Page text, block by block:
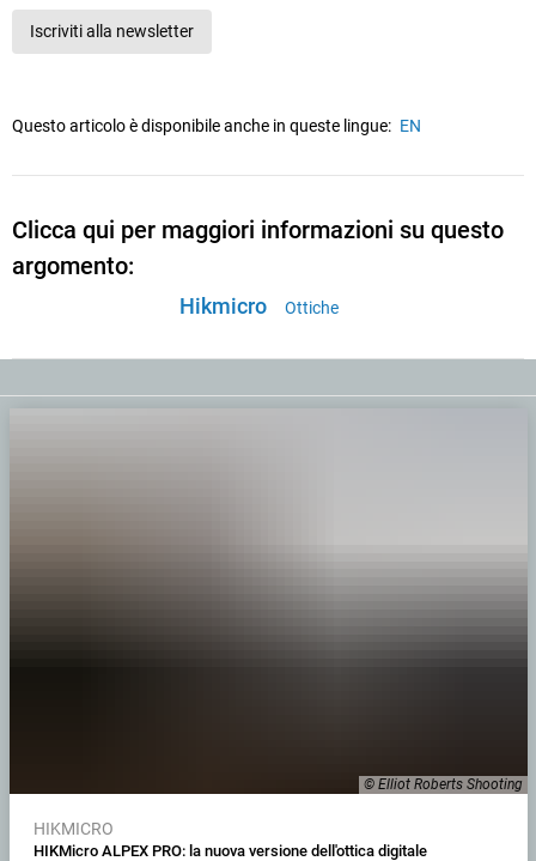
Iscriviti alla newsletter
Questo articolo è disponibile anche in queste lingue: EN
Clicca qui per maggiori informazioni su questo
argomento:
Hikmicro Ottiche
© Elliot Roberts Shooting
HIKMICRO
HIKMicro ALPEX PRO: la nuova versione dell'ottica digitale